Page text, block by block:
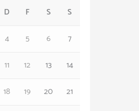
D F S
S
4 5 6
7
11 12 13
14
18 19 20
21